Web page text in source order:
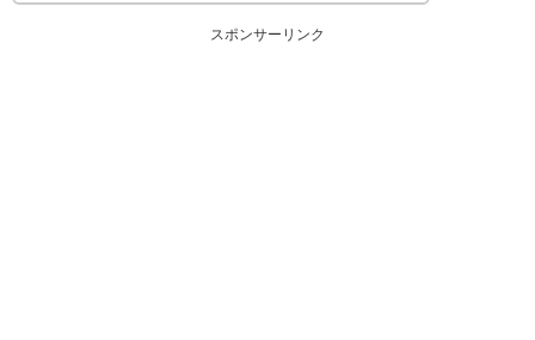
スポンサーリンク